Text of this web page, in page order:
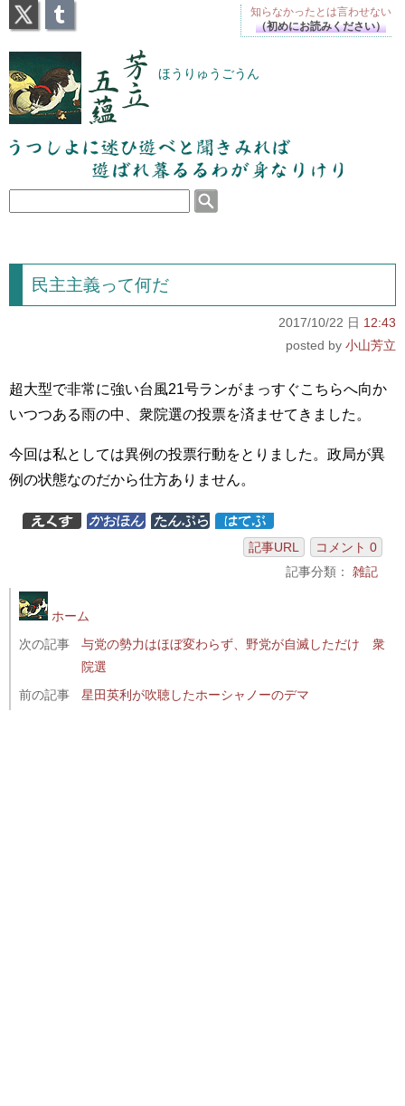
芳立五蘊 ほうりゅうごうん
うつしよに迷ひ遊べと聞きみれば遊ばれ暮るるわが
身なりけり
民主主義って何だ
2017/10/22 日 12:43
小山芳立
超大型で非常に強い台風21号ランがまっすぐこちらへ向か
いつつある雨の中、衆院選の投票を済ませてきました。
今回は私としては異例の投票行動をとりました。政局が異
例の状態なのだから仕方ありません。
記事URL
コメント 0
記事分類： 雑記
ホーム
次の記事
与党の勢力はほぼ変わらず、野党が自滅しただけ 衆
院選
前の記事
星田英利が吹聴したホーシャノーのデマ
知らなかったとは言わせない
（初めにお読みください）
X Tumblr